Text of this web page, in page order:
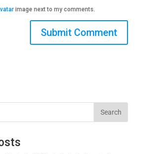
image next to my comments.
Search